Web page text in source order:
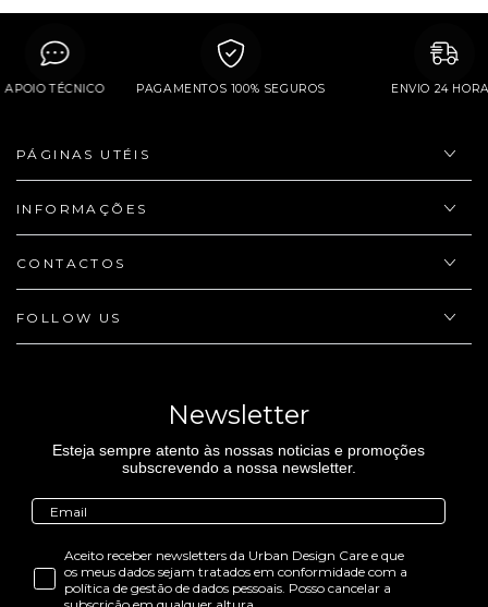
APOIO TÉCNICO PAGAMENTOS 100% SEGUROS ENVIO 24
PÁGINAS UTÉIS
INFORMAÇÕES
CONTACTOS
FOLLOW US
Newsletter
Esteja sempre atento às nossas noticias e promoções
subscrevendo a nossa newsletter.
Aceito receber newsletters da Urban Design Care e que
os meus dados sejam tratados em conformidade com a
política de gestão de dados pessoais. Posso cancelar a